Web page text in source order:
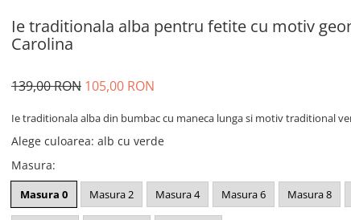
Ie traditionala alba pentru fetite cu motiv
Carolina
139,00 RON 105,00 RON
Ie traditionala alba din bumbac cu maneca lunga si motiv traditional
Alege culoarea: alb cu verde
Masura:
Masura 0 Masura 2 Masura 4 Masura 6 Masura 8